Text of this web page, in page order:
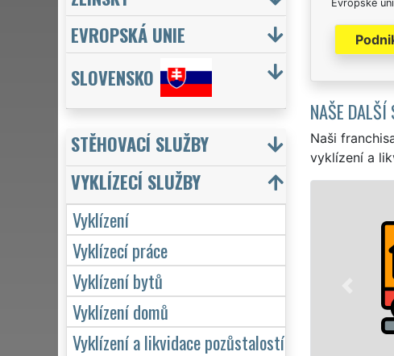
Evropské
NAŠE DALŠÍ
Naši
vyklízení a
ve Vlčicích a
jak pro
EXTRA
kvality. Naše
týdnu včetně
EVROPSKÁ UNIE
SLOVENSKO
STĚHOVACÍ SLUŽBY
VYKLÍZECÍ SLUŽBY
Vyklízení
Vyklízecí práce
Vyklízení bytů
Vyklízení domů
Vyklízení a likvidace pozůstalostí